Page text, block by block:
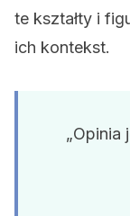
te kształty i
ich kontekst.
„Opinia